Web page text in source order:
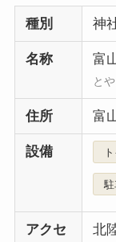
種別 神
名称 富
と
住所 富
設備
駐
アクセ
北